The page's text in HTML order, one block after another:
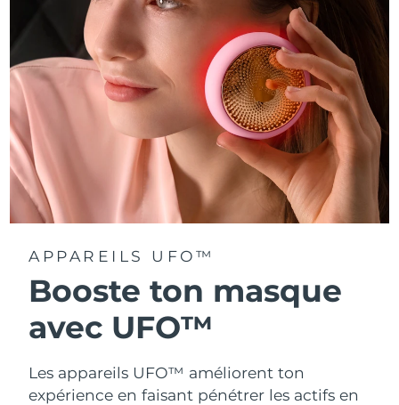
APPAREILS UFO™
Booste ton masque
avec UFO™
Les appareils UFO™ améliorent ton
expérience en faisant pénétrer les actifs en
Turquie Livraison estimée
Émirats arabes unis Livraison estimée8/9/26
Royaume-Uni Livraison estimée8/8/26
États-Unis Livraison estimée 8/9/26
Ouzbékistan Livraison estimée8/13/26